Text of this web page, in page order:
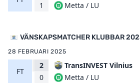
1
Metta / LU
VÄNSKAPSMATCHER KLUBBAR
28 FEBRUARI 2025
FT
2
0
TransINVEST Vilnius
Metta / LU